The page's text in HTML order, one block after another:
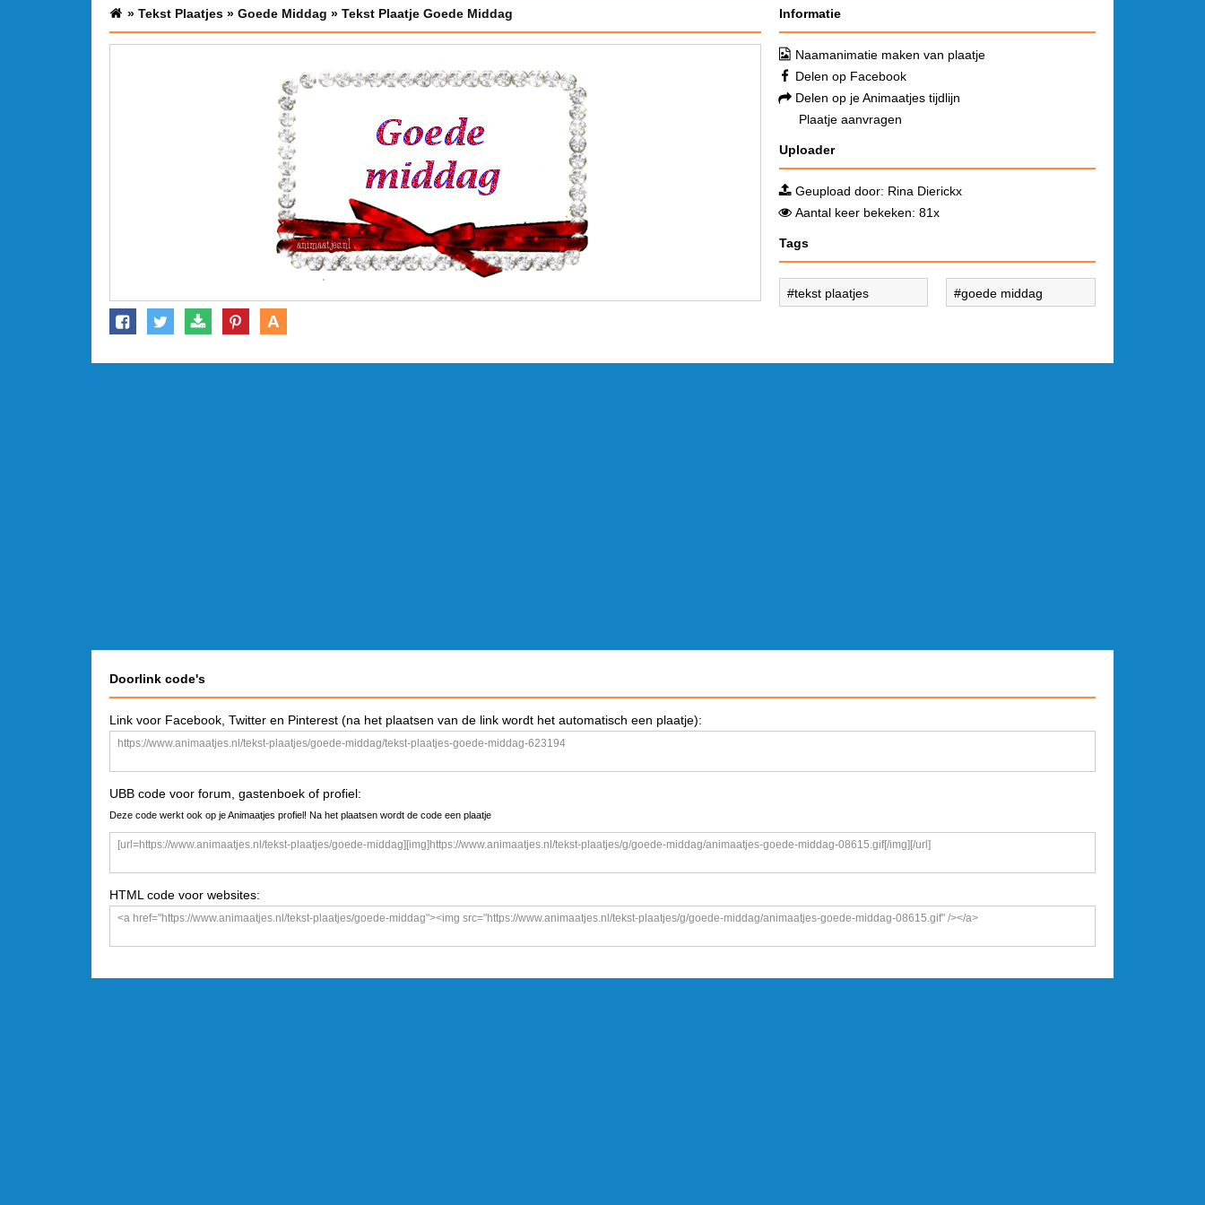
» Tekst Plaatjes » Goede Middag » Tekst Plaatje Goede Middag
A
Informatie
Naamanimatie maken van plaatje
Delen op Facebook
Delen op je Animaatjes tijdlijn
Plaatje aanvragen
Uploader
Geupload door: Rina Dierickx
Aantal keer bekeken: 81x
Tags
tekst plaatjes goede middag
Doorlink code's
Link voor Facebook, Twitter en Pinterest (na het plaatsen van de link wordt het automatisch een plaatje):
UBB code voor forum, gastenboek of profiel:
Deze code werkt ook op je Animaatjes profiel! Na het plaatsen wordt de code een plaatje
HTML code voor websites: